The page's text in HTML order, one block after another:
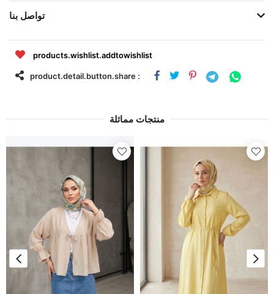
تواصل بنا
products.wishlist.addtowishlist
product.detail.button.share :
منتجات مماثلة